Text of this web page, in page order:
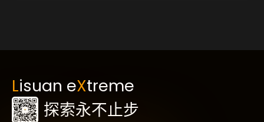
Lisuan eXtreme
探索永不止步